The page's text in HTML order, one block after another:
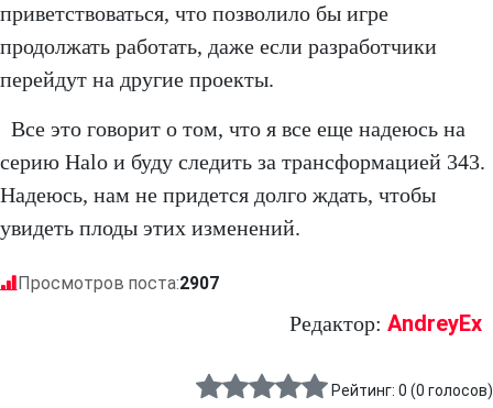
приветствоваться, что позволило бы игре
продолжать работать, даже если разработчики
перейдут на другие проекты.
Все это говорит о том, что я все еще надеюсь на
серию Halo и буду следить за трансформацией 343.
Надеюсь, нам не придется долго ждать, чтобы
увидеть плоды этих изменений.
Просмотров поста:2907
Редактор: AndreyEx
Рейтинг: 0 (0 голосов)